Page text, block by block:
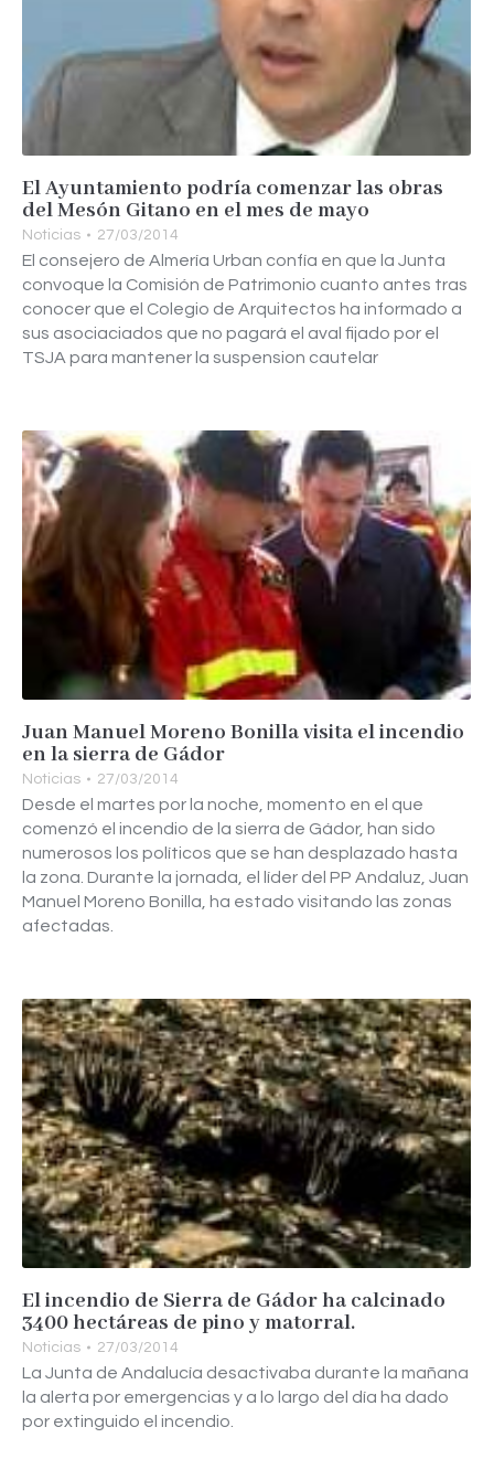
El Ayuntamiento podría comenzar las obras
del Mesón Gitano en el mes de mayo
Noticias 27/03/2014
El consejero de Almería Urban confía en que la Junta
convoque la Comisión de Patrimonio cuanto antes tras
conocer que el Colegio de Arquitectos ha informado a
sus asociaciados que no pagará el aval fijado por el
TSJA para mantener la suspension cautelar
Juan Manuel Moreno Bonilla visita el incendio
en la sierra de Gádor
Noticias 27/03/2014
Desde el martes por la noche, momento en el que
comenzó el incendio de la sierra de Gádor, han sido
numerosos los políticos que se han desplazado hasta
la zona. Durante la jornada, el líder del PP Andaluz, Juan
Manuel Moreno Bonilla, ha estado visitando las zonas
afectadas.
El incendio de Sierra de Gádor ha calcinado
3400 hectáreas de pino y matorral.
Noticias 27/03/2014
La Junta de Andalucía desactivaba durante la mañana
la alerta por emergencias y a lo largo del día ha dado
por extinguido el incendio.